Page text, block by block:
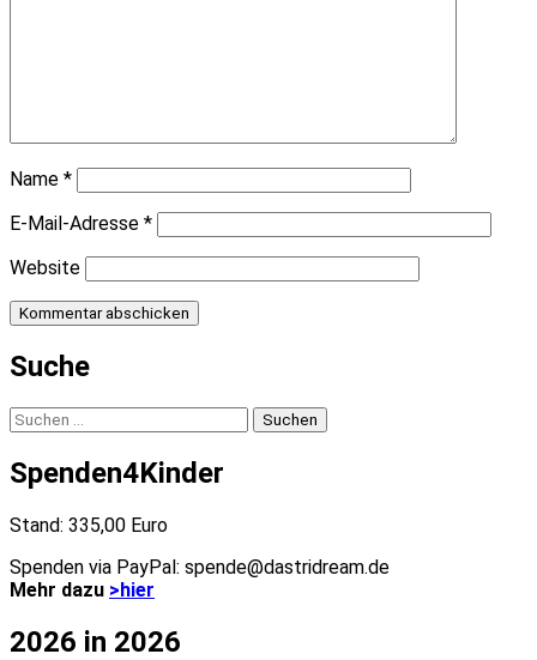
Name *
E-Mail-Adresse *
Website
Suche
Suchen
nach:
Spenden4Kinder
Stand: 335,00 Euro
Spenden via PayPal: spende@dastridream.de
Mehr dazu >hier
2026 in 2026